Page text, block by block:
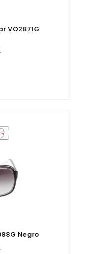
VO2871G
Negro